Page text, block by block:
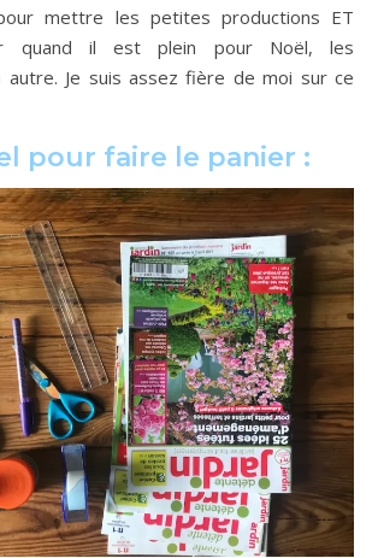
mettre les petites productions ET
quand il est plein pour Noël, les
autre. Je suis assez fière de moi sur ce
pour faire le panier :